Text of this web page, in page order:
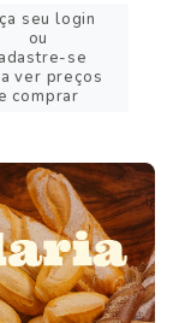
seu login
ou
se
ver preços
comprar